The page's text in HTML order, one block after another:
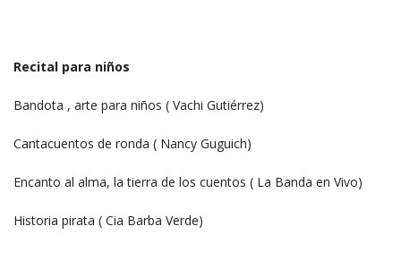
Recital para niños
Bandota , arte para niños ( Vachi Gutiérrez)
Cantacuentos de ronda ( Nancy Guguich)
Encanto al alma, la tierra de los cuentos ( La Banda en Vivo)
Historia pirata ( Cia Barba Verde)